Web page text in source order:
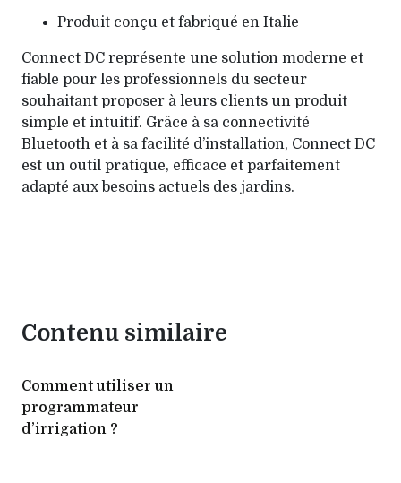
Produit conçu et fabriqué en Italie
Connect DC représente une solution moderne et
fiable pour les professionnels du secteur
souhaitant proposer à leurs clients un produit
simple et intuitif. Grâce à sa connectivité
Bluetooth et à sa facilité d’installation, Connect DC
est un outil pratique, efficace et parfaitement
adapté aux besoins actuels des jardins.
Contenu similaire
Comment utiliser un
programmateur
d’irrigation ?